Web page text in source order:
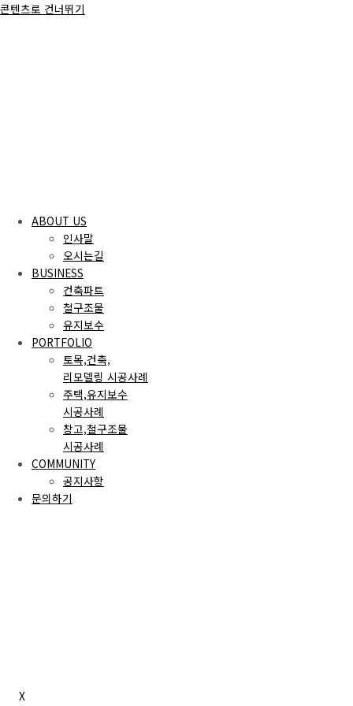
콘텐츠로 건너뛰기
ABOUT US
인사말
오시는길
BUSINESS
건축파트
철구조물
유지보수
PORTFOLIO
토목,건축,
리모델링 시공사례
주택,유지보수
시공사례
창고,철구조물
시공사례
COMMUNITY
공지사항
문의하기
X